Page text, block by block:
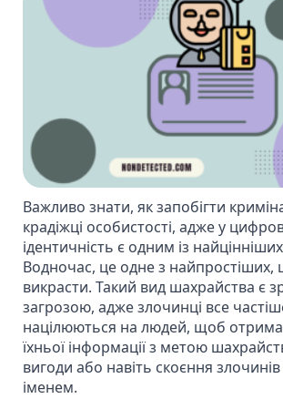
Важливо знати, як запобігти
крадіжці особистості, адже у
ідентичність є одним із
Водночас, це одне з
викрасти. Такий вид шахрайства є
загрозою, адже злочинці все
націлюються на людей, щоб
їхньої інформації з метою
вигоди або навіть скоєння
іменем.